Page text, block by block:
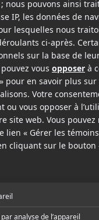
29
« Drame
oublier sa
apportée à ses